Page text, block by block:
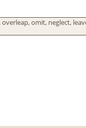
omit, neglect,